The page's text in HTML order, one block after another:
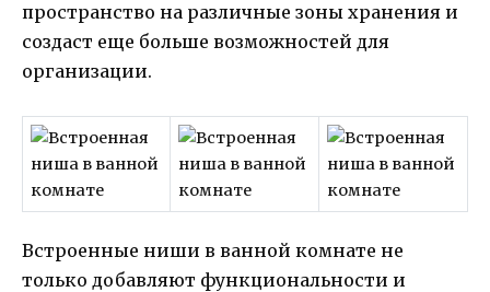
пространство на различные зоны хранения и
создаст еще больше возможностей для
организации.
Встроенные ниши в ванной комнате не
только добавляют функциональности и